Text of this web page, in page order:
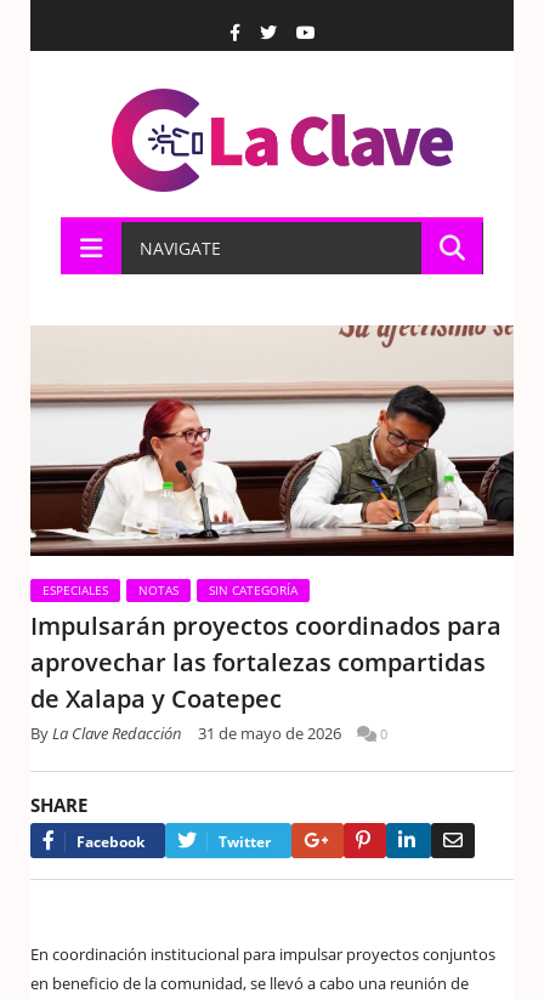
NAVIGATE
ESPECIALES NOTAS SIN CATEGORÍA
Impulsarán proyectos coordinados para
aprovechar las fortalezas compartidas
de Xalapa y Coatepec
ByLa Clave Redacción 31 de mayo de 2026 0
SHARE
Facebook Twitter Google+PinterestLinkedIn
En coordinación institucional para impulsar proyectos conjuntos
en beneficio de la comunidad, se llevó a cabo una reunión de